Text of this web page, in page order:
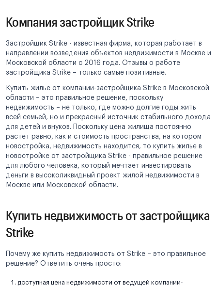
Компания застройщик Strike
Застройщик Strike - известная фирма, которая работает в
направлении возведения объектов недвижимости в Москве и
Московской области с 2016 года. Отзывы о работе
застройщика Strike – только самые позитивные.
Купить жилье от компании-застройщика Strike в Московской
области – это правильное решение, поскольку
недвижимость – не только, где можно долгие годы жить
всей семьей, но и прекрасный источник стабильного дохода
для детей и внуков. Поскольку цена жилища постоянно
растет равно, как и стоимость пространства, на котором
новостройка, недвижимость находится, то купить жилье в
новостройке от застройщика Strike - правильное решение
для любого человека, который мечтает инвестировать
деньги в высоколиквидный проект жилой недвижимости в
Москве или Московской области.
Купить недвижимость от застройщика
Strike
Почему же купить недвижимость от Strike – это правильное
решение? Ответить очень просто:
доступная цена недвижимости от ведущей компании-